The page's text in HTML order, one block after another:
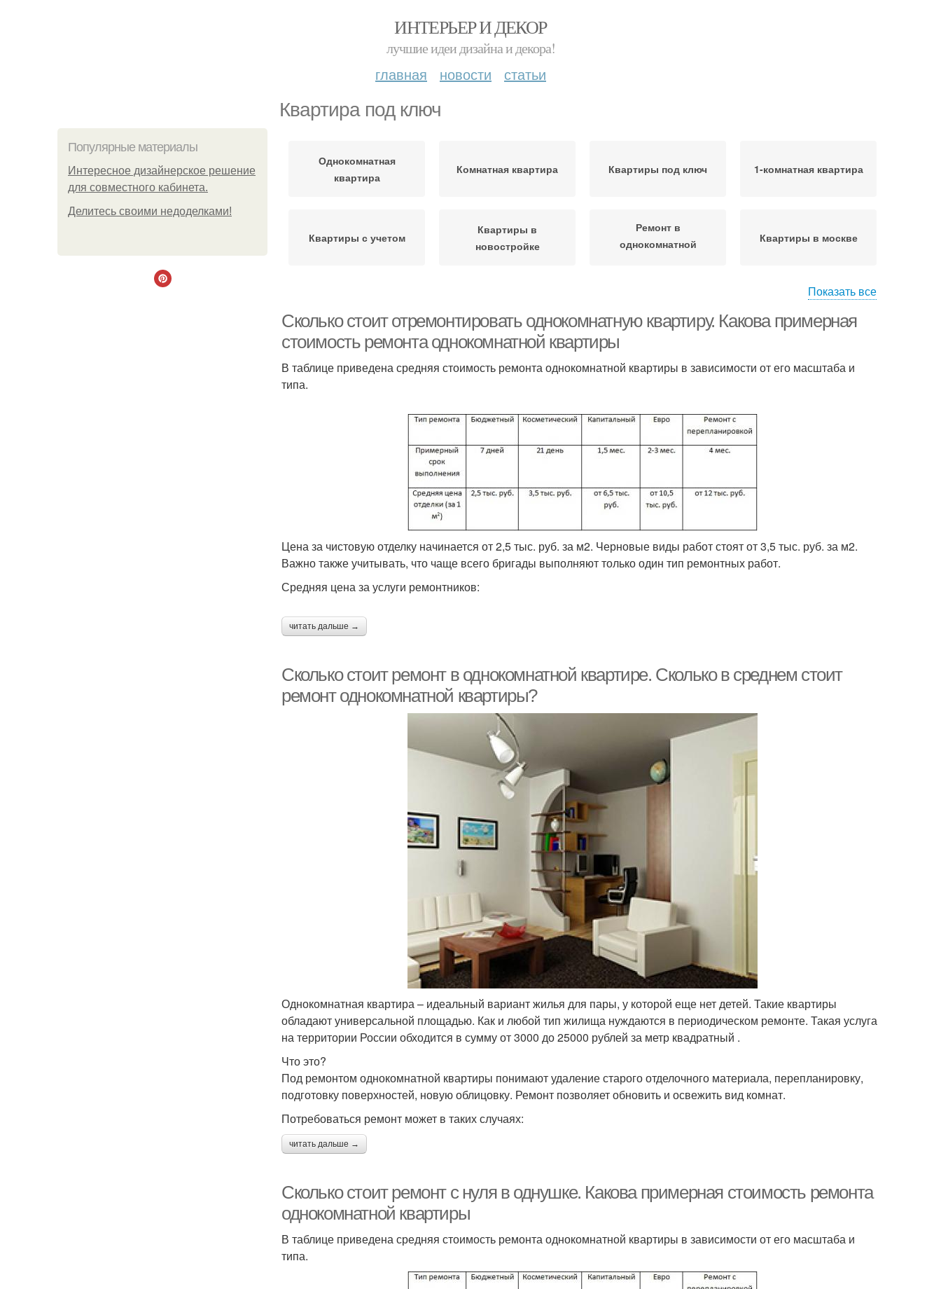
ИНТЕРЬЕР И ДЕКОР
лучшие идеи дизайна и декора!
главная новости статьи
Квартира под ключ
Популярные материалы
Интересное дизайнерское решение
для совместного кабинета.
Делитесь своими недоделками!
Однокомнатная
квартира
Комнатная квартира Квартиры под ключ 1-комнатная квартира
Квартиры с учетом
Квартиры в
новостройке
Ремонт в
однокомнатной
Квартиры в москве
Показать все
Сколько стоит отремонтировать однокомнатную квартиру. Какова примерная
стоимость ремонта однокомнатной квартиры
В таблице приведена средняя стоимость ремонта однокомнатной квартиры в зависимости от его масштаба и
типа.
Цена за чистовую отделку начинается от 2,5 тыс. руб. за м2. Черновые виды работ стоят от 3,5 тыс. руб. за м2.
Важно также учитывать, что чаще всего бригады выполняют только один тип ремонтных работ.
Средняя цена за услуги ремонтников:
читать дальше →
Сколько стоит ремонт в однокомнатной квартире. Сколько в среднем стоит
ремонт однокомнатной квартиры?
Однокомнатная квартира – идеальный вариант жилья для пары, у которой еще нет детей. Такие квартиры
обладают универсальной площадью. Как и любой тип жилища нуждаются в периодическом ремонте. Такая услуга
на территории России обходится в сумму от 3000 до 25000 рублей за метр квадратный .
Что это?
Под ремонтом однокомнатной квартиры понимают удаление старого отделочного материала, перепланировку,
подготовку поверхностей, новую облицовку. Ремонт позволяет обновить и освежить вид комнат.
Потребоваться ремонт может в таких случаях:
читать дальше →
Сколько стоит ремонт с нуля в однушке. Какова примерная стоимость ремонта
однокомнатной квартиры
В таблице приведена средняя стоимость ремонта однокомнатной квартиры в зависимости от его масштаба и
типа.